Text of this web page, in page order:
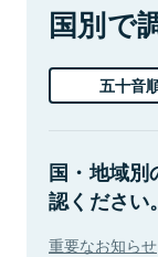
国別で
五十音
国・地域別
認ください。
重要なお知らせ